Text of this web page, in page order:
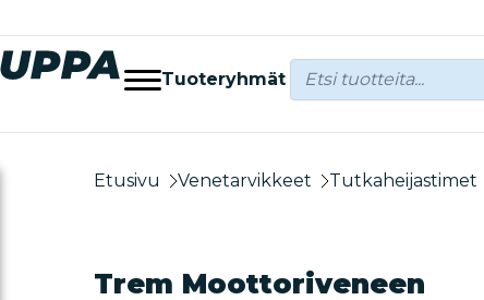
Tuoteryhmät
Etusivu Venetarvikkeet Tutkaheijastimet
Trem Moottoriveneen